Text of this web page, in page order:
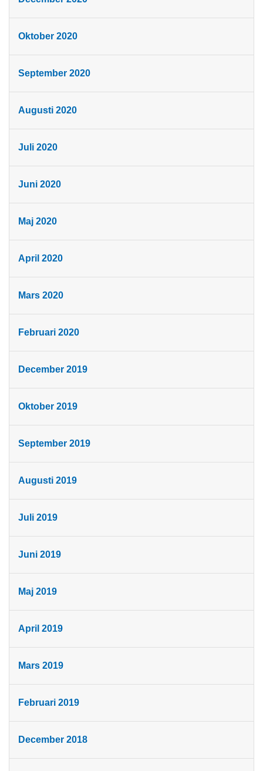
Oktober 2020
September 2020
Augusti 2020
Juli 2020
Juni 2020
Maj 2020
April 2020
Mars 2020
Februari 2020
December 2019
Oktober 2019
September 2019
Augusti 2019
Juli 2019
Juni 2019
Maj 2019
April 2019
Mars 2019
Februari 2019
December 2018